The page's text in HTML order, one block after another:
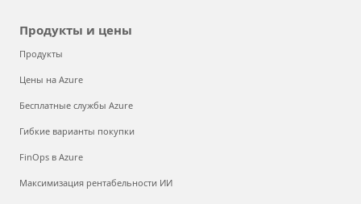
Продукты и цены
Продукты
Цены на Azure
Бесплатные службы Azure
Гибкие варианты покупки
FinOps в Azure
Максимизация рентабельности ИИ